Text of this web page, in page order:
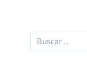
Buscar